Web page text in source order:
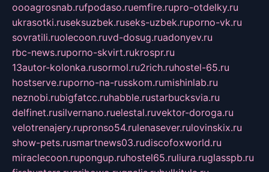
oooagrosnab.rufpodaso.ruemfire.rupro-otdelky.ru
ukrasotki.ruseksuzbek.ruseks-uzbek.ruporno-vk.ru
sovratili.ruolecoon.ruvd-dosug.ruadonyev.ru
rbc-news.ruporno-skvirt.rukrospr.ru
13autor-kolonka.rusormol.ru2rich.ruhostel-65.ru
hostserve.ruporno-na-russkom.rumishinlab.ru
neznobi.rubigfatcc.ruhabble.rustarbucksvia.ru
delfinet.rusilvernano.ruelestal.ruvektor-doroga.ru
velotrenajery.rupronso54.rulenasever.rulovinskix.ru
show-pets.rusmartnews03.rudiscofoxworld.ru
miraclecoon.rupongup.ruhostel65.ruliura.ruglasspb.ru